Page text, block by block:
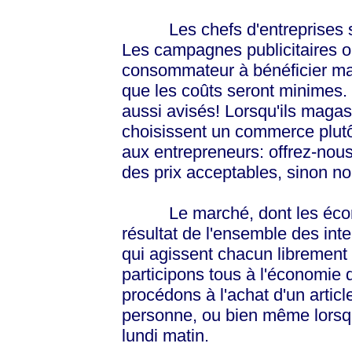
Les chefs d'entreprises
Les campagnes publicitaires
consommateur à bénéficier
que les coûts seront
aussi avisés! Lorsqu'ils
choisissent un commerce
aux entrepreneurs: offrez-
des prix acceptables, sinon
Le marché, dont les
résultat de l'ensemble des
qui agissent chacun
participons tous à l'économie
procédons à l'achat d'un
personne, ou bien même
lundi matin.